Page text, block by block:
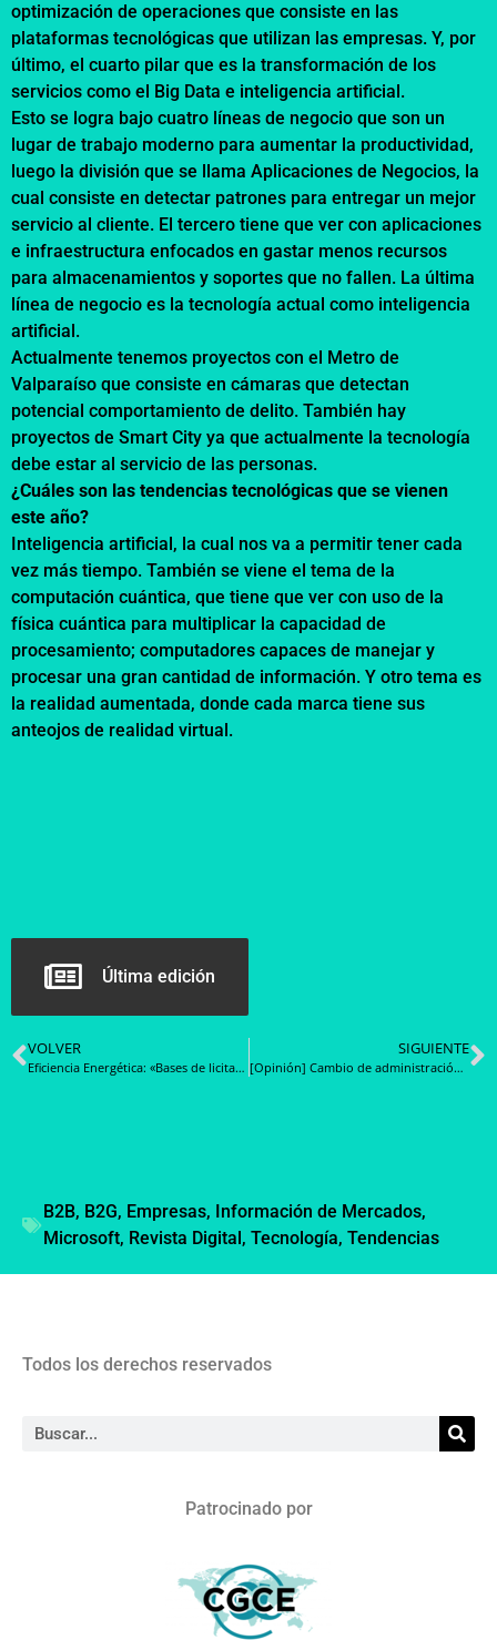
optimización de operaciones que consiste en las
plataformas tecnológicas que utilizan las empresas. Y, por
último, el cuarto pilar que es la transformación de los
servicios como el Big Data e inteligencia artificial.
Esto se logra bajo cuatro líneas de negocio que son un
lugar de trabajo moderno para aumentar la productividad,
luego la división que se llama Aplicaciones de Negocios, la
cual consiste en detectar patrones para entregar un mejor
servicio al cliente. El tercero tiene que ver con aplicaciones
e infraestructura enfocados en gastar menos recursos
para almacenamientos y soportes que no fallen. La última
línea de negocio es la tecnología actual como inteligencia
artificial.
Actualmente tenemos proyectos con el Metro de
Valparaíso que consiste en cámaras que detectan
potencial comportamiento de delito. También hay
proyectos de Smart City ya que actualmente la tecnología
debe estar al servicio de las personas.
¿Cuáles son las tendencias tecnológicas que se vienen
este año?
Inteligencia artificial, la cual nos va a permitir tener cada
vez más tiempo. También se viene el tema de la
computación cuántica, que tiene que ver con uso de la
física cuántica para multiplicar la capacidad de
procesamiento; computadores capaces de manejar y
procesar una gran cantidad de información. Y otro tema es
la realidad aumentada, donde cada marca tiene sus
anteojos de realidad virtual.
Última edición
VOLVER
Eficiencia Energética: «Bases de licitación ayudan a la formación de la empresa, la educan y la transforman en cómo debe presentarse a la licitación»
SIGUIENTE
[Opinión] Cambio de administración no implica modificar la ley de presupuesto
B2B, B2G, Empresas, Información de Mercados,
Microsoft, Revista Digital, Tecnología, Tendencias
Todos los derechos reservados
Patrocinado por